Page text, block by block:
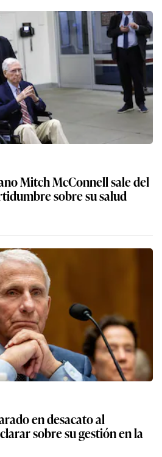
Mitch McConnell sale del
sobre su salud
en desacato al
sobre su gestión en la